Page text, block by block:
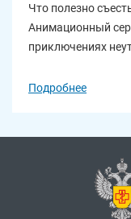
Что полезно
Анимационный
приключениях
Подробнее